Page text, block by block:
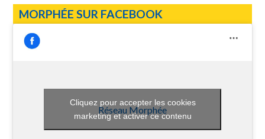
MORPHÉE SUR FACEBOOK
Réseau Morphée
Cliquez pour accepter les cookies
marketing et activer ce contenu